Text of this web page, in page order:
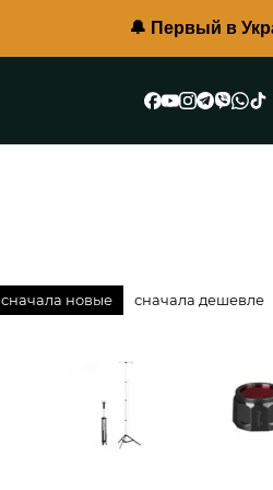
🔔 Первый в Украине
сначала новые сначала дешевле